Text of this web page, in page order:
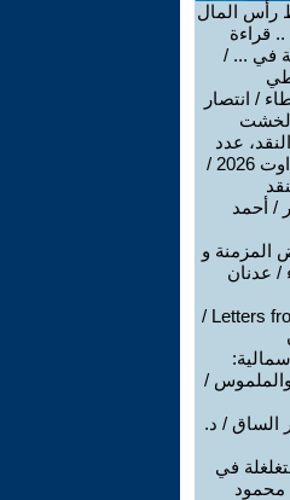
رأس المال
.. قراءة
في ... /
/ انتصار
عدد
جوان-جويلية-اوت 2026 /
/ أحمد
المزمنة و
/ عدنان
Letters from the East /
/
الساق / د.
في
محمود